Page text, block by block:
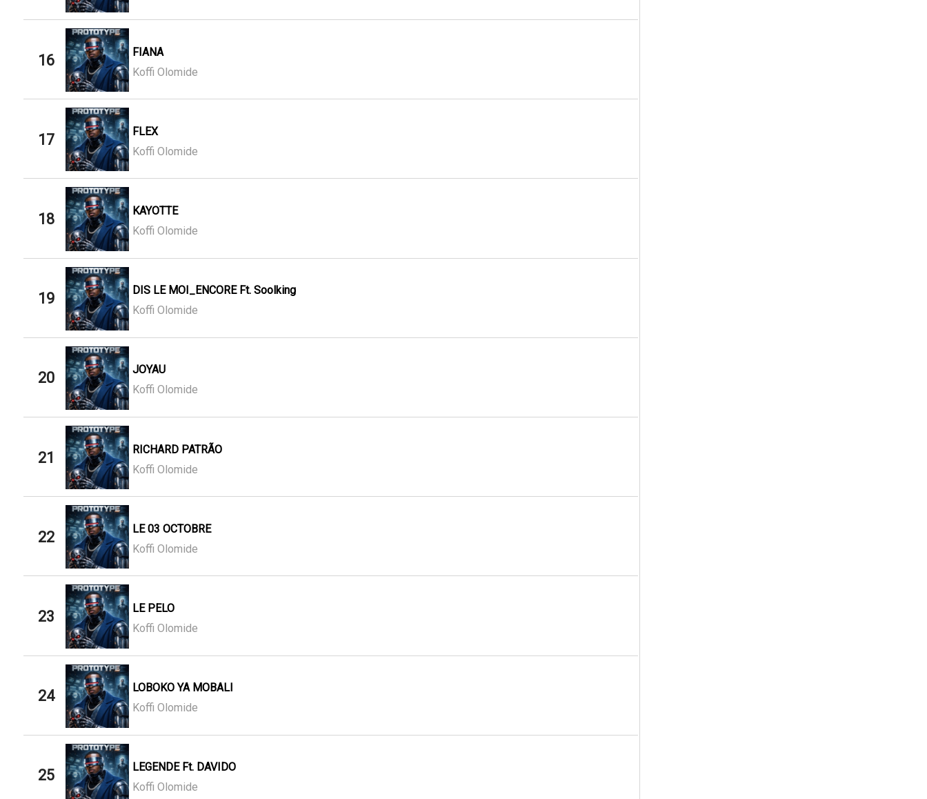
16
FIANA
Koffi Olomide
17
FLEX
Koffi Olomide
18
KAYOTTE
Koffi Olomide
19
DIS LE MOI_ENCORE Ft. Soolking
Koffi Olomide
20
JOYAU
Koffi Olomide
21
RICHARD PATRÃO
Koffi Olomide
22
LE 03 OCTOBRE
Koffi Olomide
23
LE PELO
Koffi Olomide
24
LOBOKO YA MOBALI
Koffi Olomide
25
LEGENDE Ft. DAVIDO
Koffi Olomide